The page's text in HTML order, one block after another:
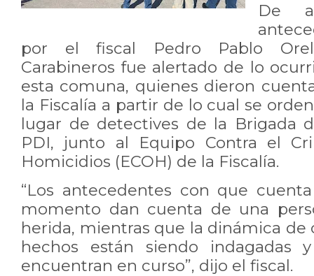
De
por el fiscal Pedro Pablo
Carabineros fue alertado de lo
esta comuna, quienes dieron
la Fiscalía a partir de lo cual se
lugar de detectives de la Brigada
PDI, junto al Equipo Contra el
Homicidios (ECOH) de la Fiscalía.
“Los antecedentes con que
momento dan cuenta de una
herida, mientras que la dinámica
hechos están siendo indagadas
encuentran en curso”, dijo el fiscal.